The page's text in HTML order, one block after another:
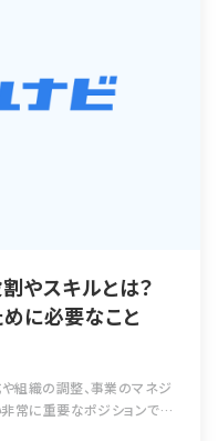
やスキルとは？
に必要なこと
組織の調整、事業のマネジ
常に重要なポジションで